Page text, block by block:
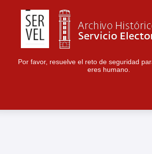
Por favor, resuelve el reto de seguridad
eres humano.